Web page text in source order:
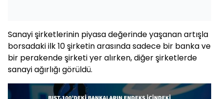
Sanayi şirketlerinin piyasa değerinde yaşanan artışla
borsadaki ilk 10 şirketin arasında sadece bir banka ve
bir perakende şirketi yer alırken, diğer şirketlerde
sanayi ağırlığı görüldü.